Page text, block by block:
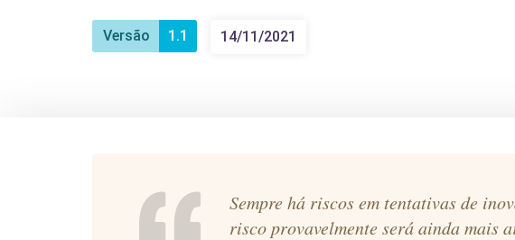
Versão 1.1 14/11/2021
Sempre há riscos em tentativas de
risco provavelmente será ainda mais